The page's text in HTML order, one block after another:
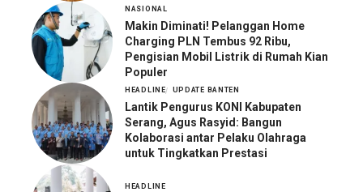
NASIONAL
Makin Diminati! Pelanggan Home
Charging PLN Tembus 92 Ribu,
Pengisian Mobil Listrik di Rumah Kian
Populer
HEADLINE UPDATE BANTEN
Lantik Pengurus KONI Kabupaten
Serang, Agus Rasyid: Bangun
Kolaborasi antar Pelaku Olahraga
untuk Tingkatkan Prestasi
HEADLINE